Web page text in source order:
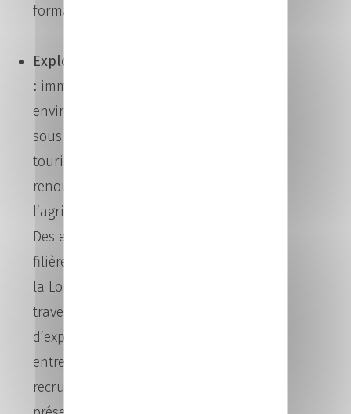
formation régionale.
Exploration des Métiers
: immersion dans 4
environnements professionnels
sous un dôme vidéo 360° : le
tourisme, l’industrie, les énergies
renouvelables et
l’agriculture/agroalimentaire.
Des espaces seront dédiés à 7
filières qui recrutent en Pays de
la Loire. Découvrez ces métiers à
travers une cinquantaine
d’expériences ludiques. Des
entreprises partenaires qui
recrutent seront également